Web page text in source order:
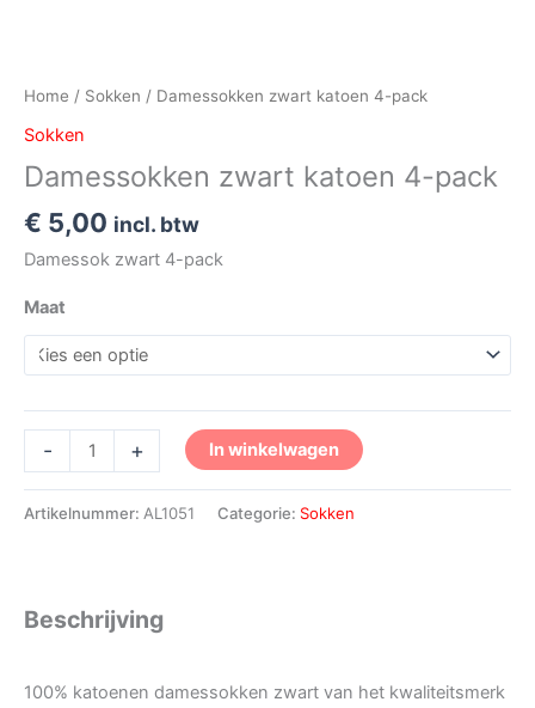
Home / Sokken / Damessokken zwart katoen 4-pack
Sokken
Damessokken zwart katoen 4-pack
€ 5,00 incl. btw
Damessok zwart 4-pack
Maat
- + In winkelwagen
Artikelnummer: AL1051 Categorie: Sokken
Beschrijving
100% katoenen damessokken zwart van het kwaliteitsmerk